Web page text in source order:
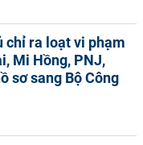
chỉ ra loạt vi phạm
Mi Hồng, PNJ,
sơ sang Bộ Công